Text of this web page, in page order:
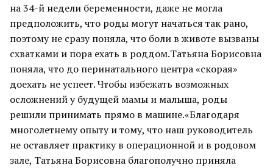
на 34-й недели беременности, даже не могла
предположить, что роды могут начаться так рано,
поэтому не сразу поняла, что боли в животе вызваны
схватками и пора ехать в роддом.Татьяна Борисовна
поняла, что до перинатального центра «скорая»
доехать не успеет. Чтобы избежать возможных
осложнений у будущей мамы и малыша, роды
решили принимать прямо в машине.«Благодаря
многолетнему опыту и тому, что наш руководитель
не оставляет практику в операционной и в родовом
зале, Татьяна Борисовна благополучно приняла